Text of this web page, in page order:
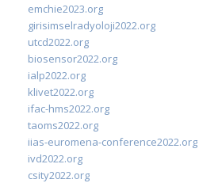
emchie2023.org
girisimselradyoloji2022.org
utcd2022.org
biosensor2022.org
ialp2022.org
klivet2022.org
ifac-hms2022.org
taoms2022.org
iias-euromena-conference2022.org
ivd2022.org
csity2022.org